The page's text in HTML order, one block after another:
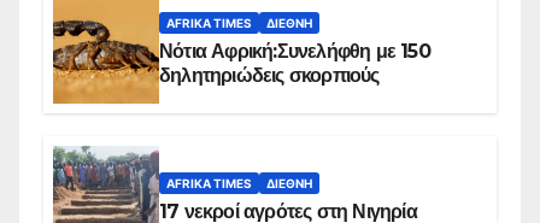
AFRIKA TIMES ΔΙΕΘΝΉ
Νότια Αφρική:Συνελήφθη με 150
δηλητηριώδεις σκορπιούς
AFRIKA TIMES ΔΙΕΘΝΉ
17 νεκροί αγρότες στη Νιγηρία